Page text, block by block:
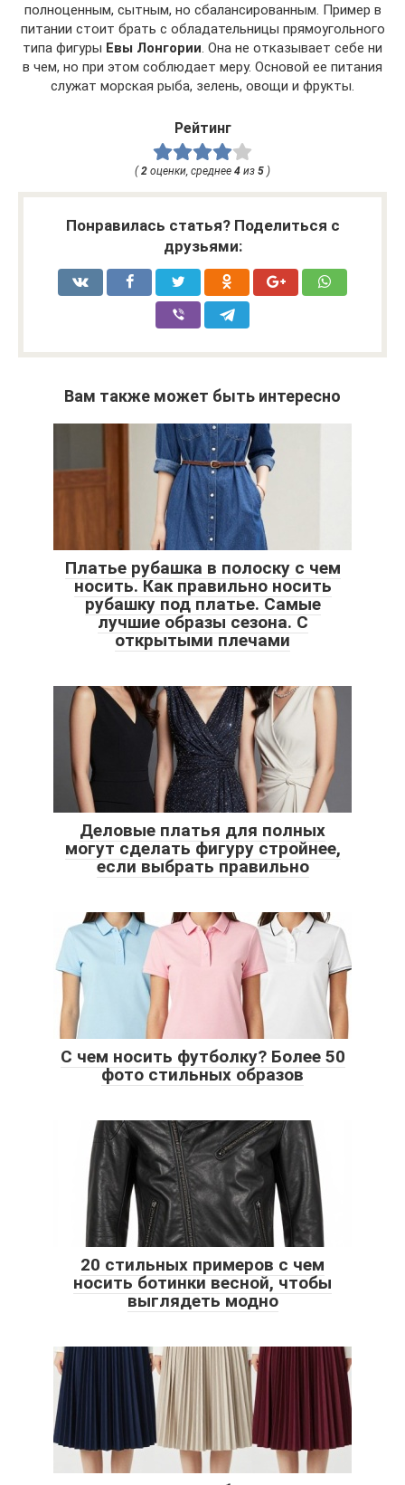
полноценным, сытным, но сбалансированным. Пример в
питании стоит брать с обладательницы прямоугольного
типа фигуры Евы Лонгории. Она не отказывает себе ни
в чем, но при этом соблюдает меру. Основой ее питания
служат морская рыба, зелень, овощи и фрукты.
Рейтинг
(2 оценки, среднее 4 из 5 )
Понравилась статья? Поделиться с
друзьями:
Вам также может быть интересно
Платье рубашка в полоску с чем
носить. Как правильно носить
рубашку под платье. Самые
лучшие образы сезона. С
открытыми плечами
Деловые платья для полных
могут сделать фигуру стройнее,
если выбрать правильно
С чем носить футболку? Более 50
фото стильных образов
20 стильных примеров с чем
носить ботинки весной, чтобы
выглядеть модно